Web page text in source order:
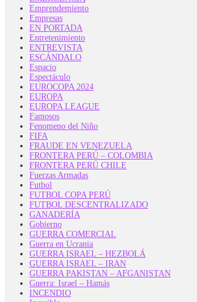
Emprendemiento
Empresas
EN PORTADA
Entretenimiento
ENTREVISTA
ESCÁNDALO
Espacio
Espectáculo
EUROCOPA 2024
EUROPA
EUROPA LEAGUE
Famosos
Fenomeno del Niño
FIFA
FRAUDE EN VENEZUELA
FRONTERA PERÚ – COLOMBIA
FRONTERA PERÚ CHILE
Fuerzas Armadas
Futbol
FUTBOL COPA PERÚ
FUTBOL DESCENTRALIZADO
GANADERÍA
Gobierno
GUERRA COMERCIAL
Guerra en Ucrania
GUERRA ISRAEL – HEZBOLÁ
GUERRA ISRAEL – IRAN
GUERRA PAKISTAN – AFGANISTAN
Guerra: Israel – Hamás
INCENDIO